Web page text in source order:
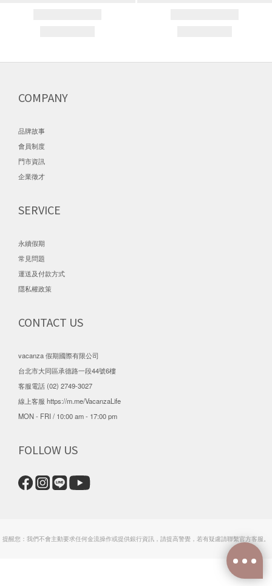
COMPANY
品牌故事
會員制度
門市資訊
企業徵才
SERVICE
永續假期
常見問題
運送及付款方式
隱私權政策
CONTACT US
vacanza 假期國際有限公司
台北市大同區承德路一段44號6樓
客服電話 (02) 2749-3027
線上客服 https://m.me/VacanzaLife
MON - FRI / 10:00 am - 17:00 pm
FOLLOW US
提醒您：我們不會主動要求任何金流操作或提供銀行資訊，請提高警覺，若有疑慮請聯繫官方客服。